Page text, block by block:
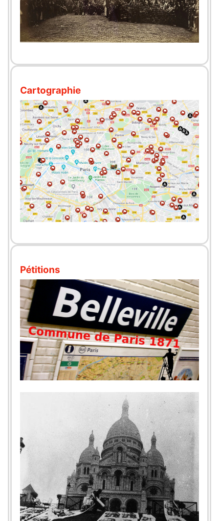
Cartographie
Pétitions